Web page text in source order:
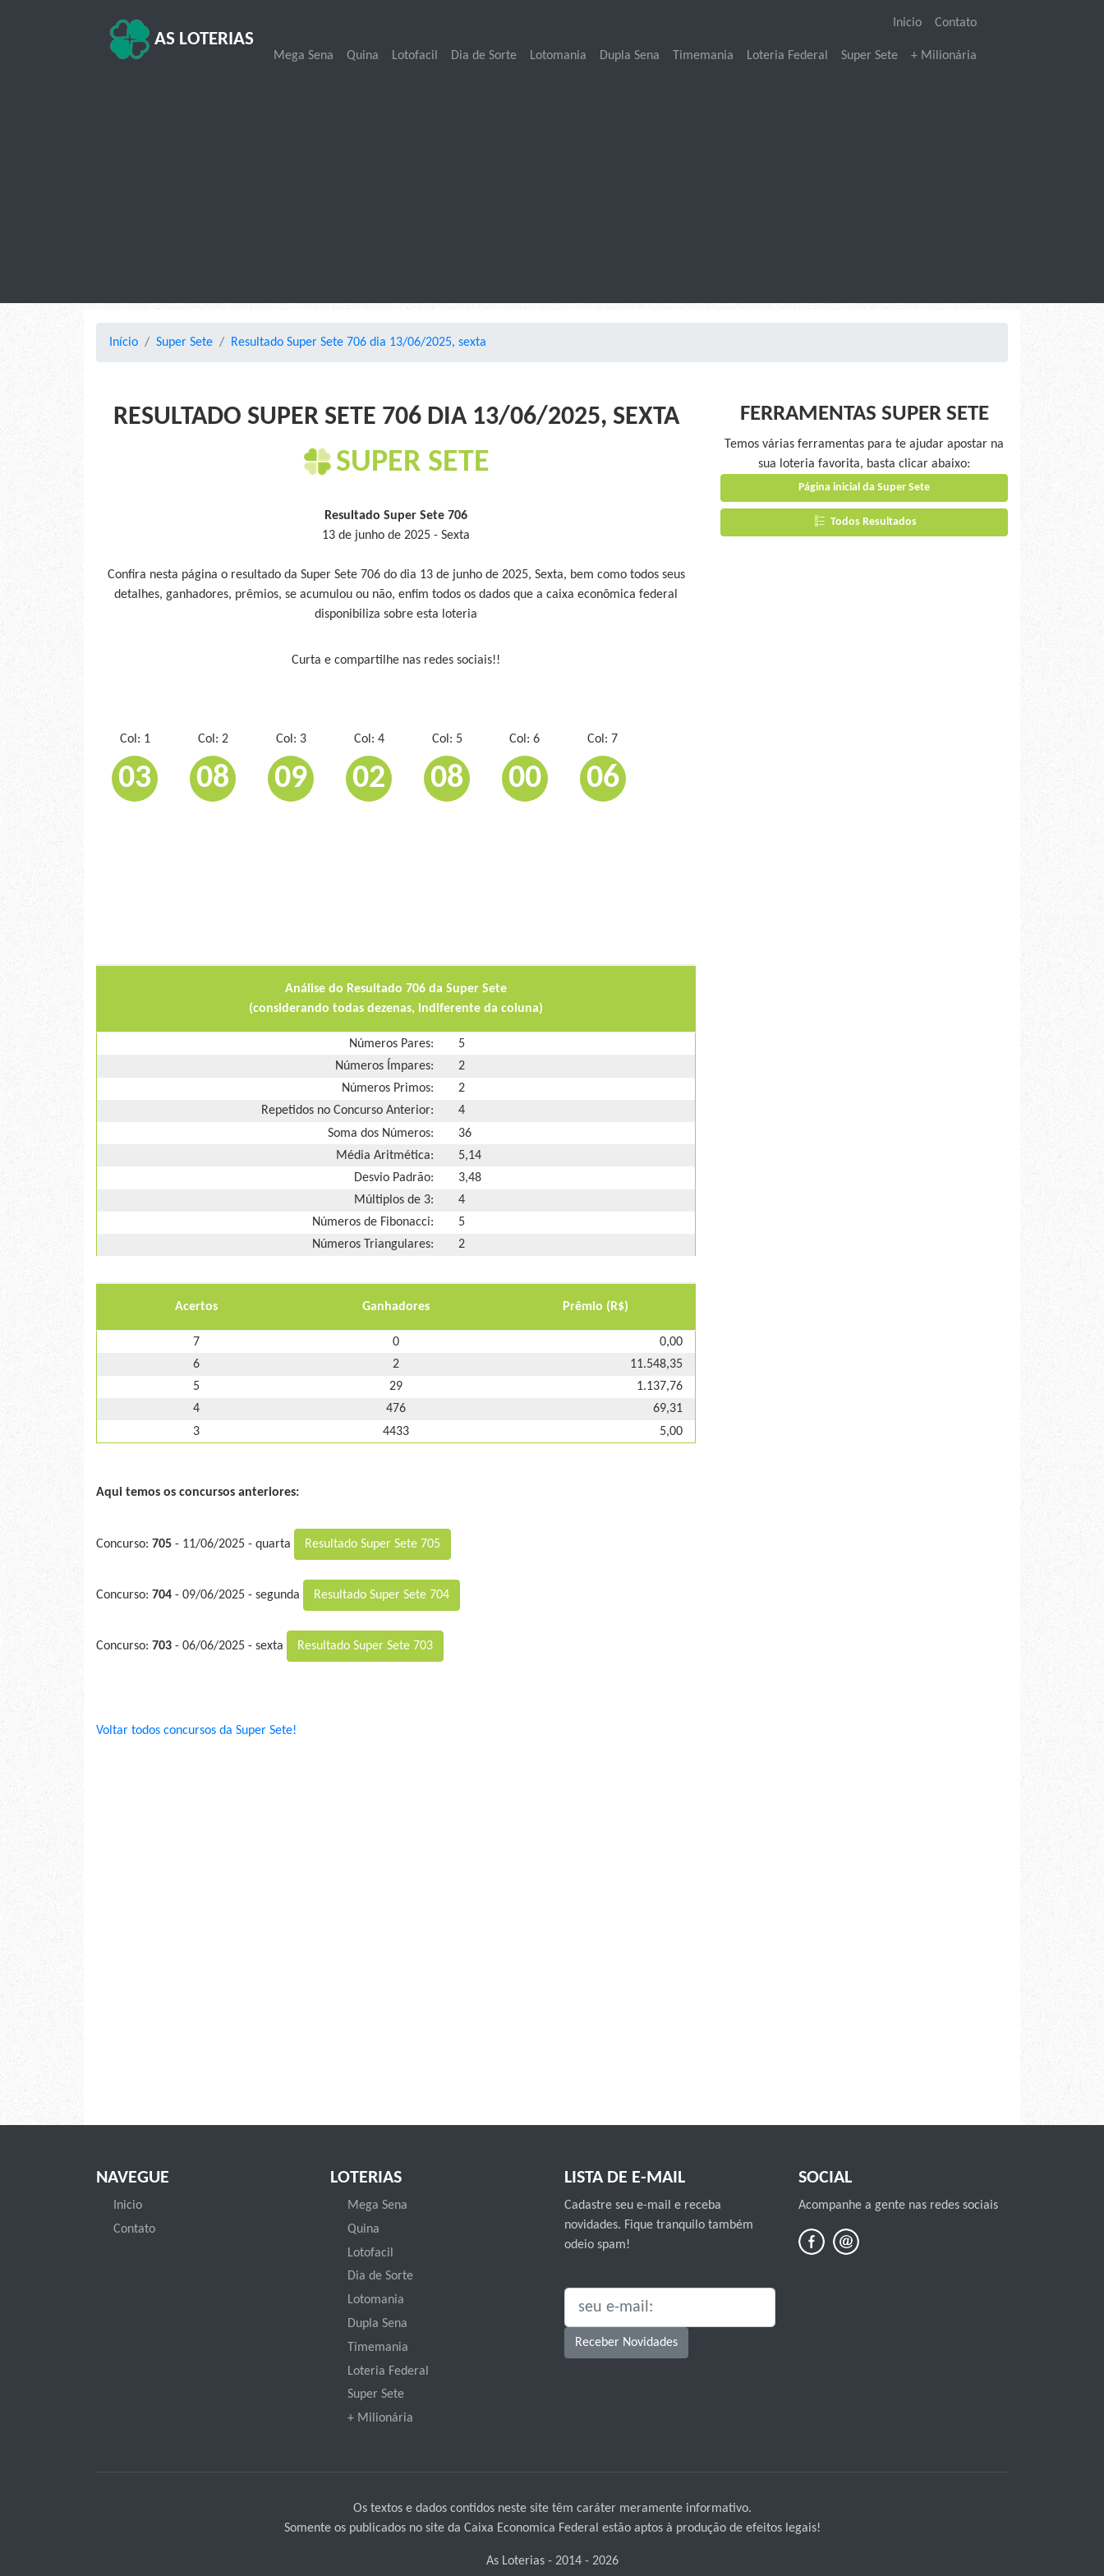
AS LOTERIAS
Inicio Contato
Mega Sena Quina Lotofacil Dia de Sorte Lotomania Dupla Sena Timemania Loteria Federal Super Sete + Milionária
Início Super Sete Resultado Super Sete 706 dia 13/06/2025, sexta
RESULTADO SUPER SETE 706 DIA 13/06/2025, SEXTA
SUPER SETE
Resultado Super Sete 706
13 de junho de 2025 - Sexta
Confira nesta página o resultado da Super Sete 706 do dia 13 de junho de 2025, Sexta, bem como todos seus
detalhes, ganhadores, prêmios, se acumulou ou não, enfim todos os dados que a caixa econômica federal
disponibiliza sobre esta loteria
Curta e compartilhe nas redes sociais!!
Col: 1
03
Col: 2
08
Col: 3
09
Col: 4
02
Col: 5
08
Col: 6
00
Col: 7
06
Análise do Resultado 706 da Super Sete
(considerando todas dezenas, indiferente da coluna)
Números Pares:
5
Números Ímpares:
2
Números Primos:
2
Repetidos no Concurso Anterior:
4
Soma dos Números:
36
Média Aritmética:
5,14
Desvio Padrão:
3,48
Múltiplos de 3:
4
Números de Fibonacci:
5
Números Triangulares:
2
Acertos Ganhadores Prêmio (R$)
7 0
0,00
6
2
11.548,35
5
29
1.137,76
4
476
69,31
3
4433 5,00
Aqui temos os concursos anteriores:
Concurso: 705 - 11/06/2025 - quarta Resultado Super Sete 705
Concurso: 704 - 09/06/2025 - segunda Resultado Super Sete 704
Concurso: 703 - 06/06/2025 - sexta Resultado Super Sete 703
Voltar todos concursos da Super Sete!
FERRAMENTAS SUPER SETE
Temos várias ferramentas para te ajudar apostar na
sua loteria favorita, basta clicar abaixo:
Página inicial da Super Sete
Todos Resultados
NAVEGUE
Inicio
Contato
LOTERIAS
Mega Sena
Quina
Lotofacil
Dia de Sorte
Lotomania
Dupla Sena
Timemania
Loteria Federal
Super Sete
+ Milionária
LISTA DE E-MAIL
Cadastre seu e-mail e receba
novidades. Fique tranquilo também
odeio spam!
SEU E-MAIL:
Receber Novidades
SOCIAL
Acompanhe a gente nas redes sociais
Os textos e dados contidos neste site têm caráter meramente informativo.
Somente os publicados no site da Caixa Economica Federal estão aptos à produção de efeitos legais!
As Loterias - 2014 - 2026